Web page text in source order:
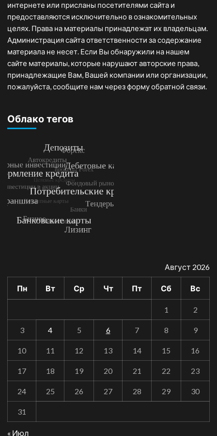
интернете или присланы посетителями сайта и
предоставляются исключительно в ознакомительных
целях. Права на материалы принадлежат их владельцам.
Администрация сайта ответственности за содержание
материала не несет. Если Вы обнаружили на нашем
сайте материалы, которые нарушают авторские права,
принадлежащие Вам, Вашей компании или организации,
пожалуйста, сообщите нам через форму обратной связи.
Облако тегов
Август 2026
Пн Вт Ср Чт Пт Сб Вс
1 2
3 4 5 6 7 8 9
10 11 12 13 14 15 16
17 18 19 20 21 22 23
24 25 26 27 28 29 30
31
« Июл